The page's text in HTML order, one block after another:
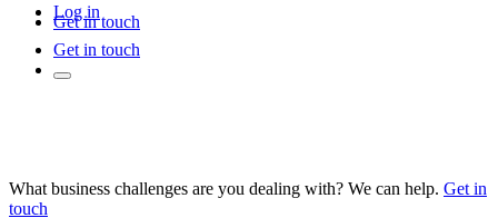
Log in
Get in touch
Get in touch
What business challenges are you dealing with? We can help. Get in
touch